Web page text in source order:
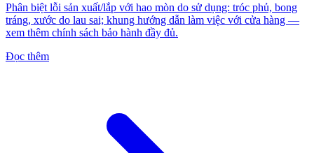
Phân biệt lỗi sản xuất/lắp với hao mòn do sử dụng: tróc phủ, bong
tráng, xước do lau sai; khung hướng dẫn làm việc với cửa hàng —
xem thêm chính sách bảo hành đầy đủ.
Đọc thêm